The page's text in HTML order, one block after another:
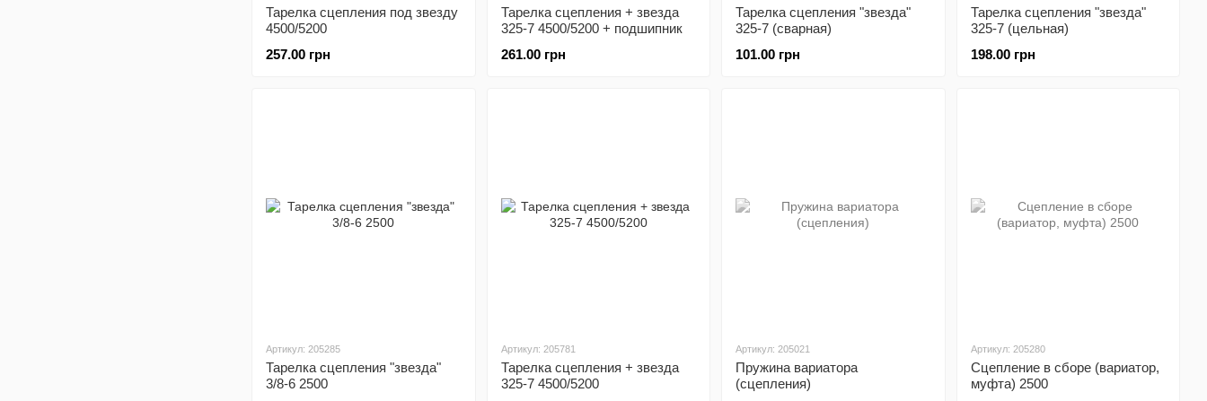
Тарелка сцепления под звезду
4500/5200
257.00 грн
Тарелка сцепления + звезда
325-7 4500/5200 + подшипник
261.00 грн
Тарелка сцепления "звезда"
325-7 (сварная)
101.00 грн
Тарелка сцепления "звезда"
325-7 (цельная)
198.00 грн
Артикул: 205285
Тарелка сцепления "звезда"
3/8-6 2500
Артикул: 205781
Тарелка сцепления + звезда
325-7 4500/5200
Артикул: 205021
Пружина вариатора
(сцепления)
Артикул: 205280
Сцепление в сборе (вариатор,
муфта) 2500